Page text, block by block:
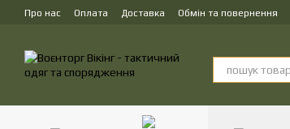
Перейти до основного контенту
Про нас Оплата Доставка Обмін та повернення